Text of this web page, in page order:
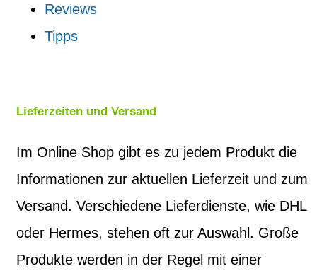
Reviews
Tipps
Lieferzeiten und Versand
Im Online Shop gibt es zu jedem Produkt die
Informationen zur aktuellen Lieferzeit und zum
Versand. Verschiedene Lieferdienste, wie DHL
oder Hermes, stehen oft zur Auswahl. Große
Produkte werden in der Regel mit einer